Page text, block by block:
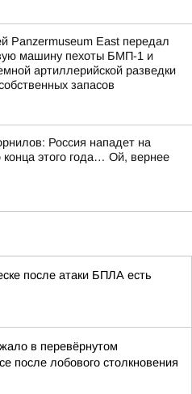
Panzermuseum East передал
машину пехоты БМП-1 и
артиллерийской разведки
запасов
Россия нападет на
этого года… Ой, вернее
после атаки БПЛА есть
в перевёрнутом
после лобового столкновения